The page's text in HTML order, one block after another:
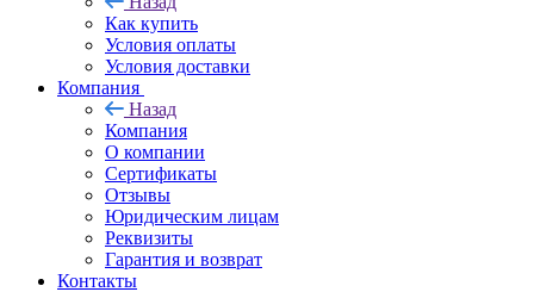
Как купить
Условия оплаты
Условия доставки
Компания
Назад
Компания
О компании
Сертификаты
Отзывы
Юридическим лицам
Реквизиты
Гарантия и возврат
Контакты